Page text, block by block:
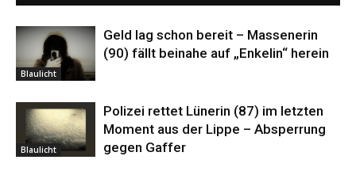
Blaulicht
Geld lag schon bereit – Massenerin
(90) fällt beinahe auf „Enkelin“ herein
Blaulicht
Polizei rettet Lünerin (87) im letzten
Moment aus der Lippe – Absperrung
gegen Gaffer